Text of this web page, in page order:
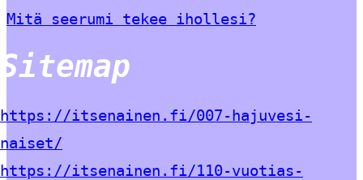
Mitä seerumi tekee ihollesi?
Sitemap
https://itsenainen.fi/007-hajuvesi-
naiset/
https://itsenainen.fi/110-vuotias-